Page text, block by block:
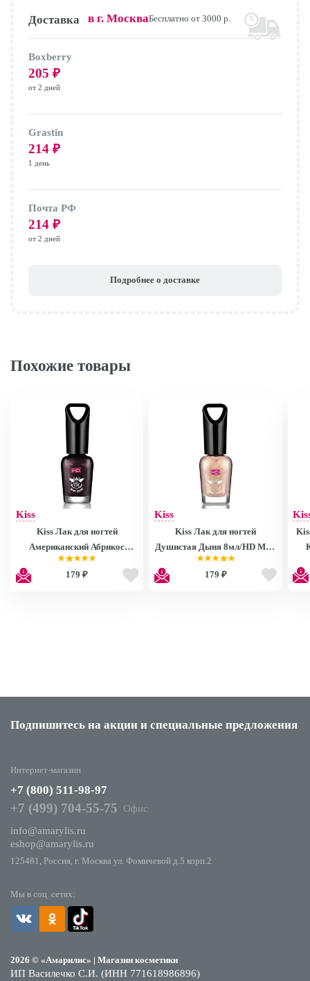
Доставка в г. МоскваБесплатно от 3000 р.
Boxberry
205 ₽
от 2 дней
Grastin
214 ₽
1 день
Почта РФ
214 ₽
от 2 дней
Подробнее о доставке
Похожие товары
Kiss
Kiss Лак для ногтей
Американский Абрикос
8мл/HD Mini Nail Polish
MNP28
179 ₽
Kiss
Kiss Лак для ногтей
Душистая Дыня 8мл/HD Mini
Nail Polish MNP27
179 ₽
Подпишитесь на акции и специальные предложения
Мы в соц. сетях:
2026 © «Амарилис» | Магазин косметики
ИП Василечко С.И. (ИНН 771618986896)
Интернет-магазин
+7 (800) 511-98-97
+7 (499) 704-55-75
Офис
info@amarylis.ru
eshop@amarylis.ru
125481, Россия, г. Москва ул. Фомичевой д.5 корп.2